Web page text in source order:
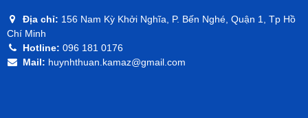
Địa chỉ: 156 Nam Kỳ Khởi Nghĩa, P. Bến Nghé, Quận 1, Tp Hồ
Chí Minh
Hotline: 096 181 0176
Mail: huynhthuan.kamaz@gmail.com